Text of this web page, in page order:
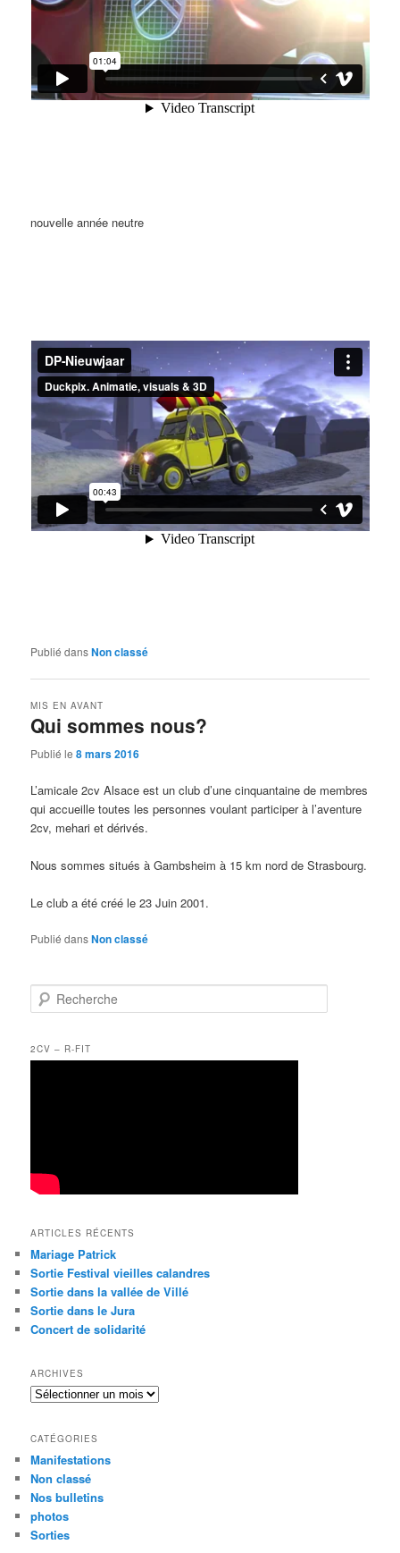
nouvelle année neutre
Publié dansNon classé
Qui sommes nous?
MIS EN AVANT
Publié le8 mars 2016
L’amicale 2cv Alsace est un club d’une cinquantaine de membres
qui accueille toutes les personnes voulant participer à l’aventure
2cv, mehari et dérivés.
Nous sommes situés à Gambsheim à 15 km nord de Strasbourg.
Le club a été créé le 23 Juin 2001.
Publié dansNon classé
e
h
e
2CV – R-FIT
ARTICLES RÉCENTS
Mariage Patrick
Sortie Festival vieilles calandres
Sortie dans la vallée de Villé
Sortie dans le Jura
Concert de solidarité
ARCHIVES
Archives
CATÉGORIES
Manifestations
Non classé
Nos bulletins
photos
Sorties